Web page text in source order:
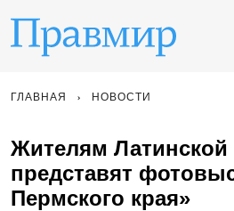
ГЛАВНАЯ НОВОСТИ
Жителям
представят
Пермского края»